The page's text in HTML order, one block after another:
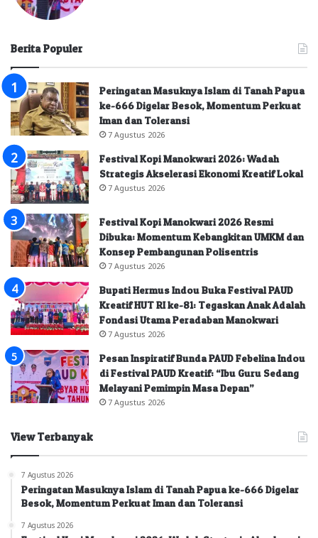
Berita Populer
Peringatan Masuknya Islam di Tanah Papua
ke-666 Digelar Besok, Momentum Perkuat
Iman dan Toleransi
7 Agustus 2026
Festival Kopi Manokwari 2026: Wadah
Strategis Akselerasi Ekonomi Kreatif Lokal
7 Agustus 2026
Festival Kopi Manokwari 2026 Resmi
Dibuka: Momentum Kebangkitan UMKM dan
Konsep Pembangunan Polisentris
7 Agustus 2026
Bupati Hermus Indou Buka Festival PAUD
Kreatif HUT RI ke-81: Tegaskan Anak Adalah
Fondasi Utama Peradaban Manokwari
7 Agustus 2026
Pesan Inspiratif Bunda PAUD Febelina Indou
di Festival PAUD Kreatif: “Ibu Guru Sedang
Melayani Pemimpin Masa Depan”
7 Agustus 2026
View Terbanyak
7 Agustus 2026
Peringatan Masuknya Islam di Tanah Papua ke-666 Digelar
Besok, Momentum Perkuat Iman dan Toleransi
7 Agustus 2026